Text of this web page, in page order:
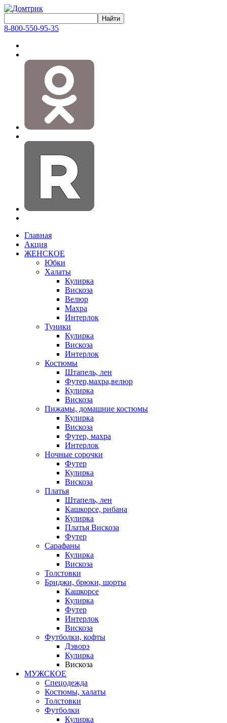
8-800-550-95-35
Главная
Акция
ЖЕНСКОЕ
Юбки
Халаты
Кулирка
Вискоза
Велюр
Махра
Интерлок
Туники
Кулирка
Вискоза
Интерлок
Костюмы
Штапель, лен
Футер,махра,велюр
Кулирка
Вискоза
Пижамы, домашние костюмы
Кулирка
Вискоза
Футер, махра
Интерлок
Ночные сорочки
Футер
Кулирка
Вискоза
Платья
Штапель, лен
Кашкорсе, рибана
Кулирка
Платья Вискоза
Футер
Сарафаны
Кулирка
Вискоза
Толстовки
Бриджи, брюки, шорты
Кашкорсе
Кулирка
Футер
Интерлок
Вискоза
Футболки, кофты
Дэворэ
Кулирка
Вискоза
МУЖСКОЕ
Спецодежда
Костюмы, халаты
Толстовки
Футболки
Кулирка